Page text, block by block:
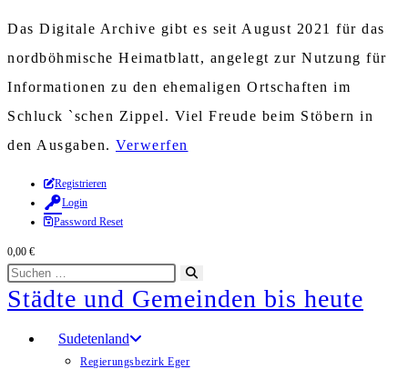
Das Digitale Archive gibt es seit August 2021 für das
nordböhmische Heimatblatt, angelegt zur Nutzung für
Informationen zu den ehemaligen Ortschaften im
Schluck `schen Zippel. Viel Freude beim Stöbern in
den Ausgaben. Verwerfen
Zum
Inhalt
springen
Registrieren
Login
Password Reset
0,00 €
Diese
Website
durchsuchen
starten
Städte und Gemeinden bis heute
Sudetenland
Regierungsbezirk Eger